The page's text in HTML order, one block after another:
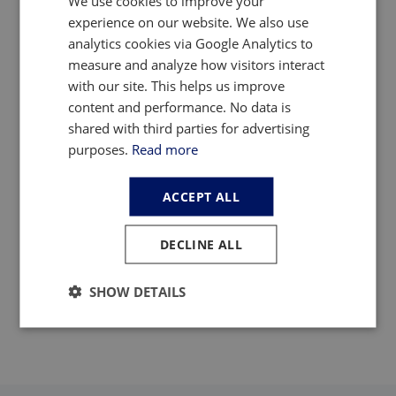
E-mail*
Número de telefone
Mensagem *
experience on our website. We also use
analytics cookies via Google Analytics to
measure and analyze how visitors interact
with our site. This helps us improve
content and performance. No data is
shared with third parties for advertising
purposes. Read more
ACCEPT ALL
DECLINE ALL
SHOW DETAILS